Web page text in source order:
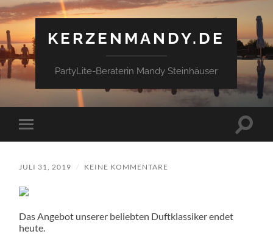
KERZENMANDY.DE
PartyLite-Beraterin Mandy Steinhäuser
Mobile-
Menü
JULI 31, 2019 / KEINE KOMMENTARE
Das Angebot unserer beliebten Duftklassiker endet
heute.